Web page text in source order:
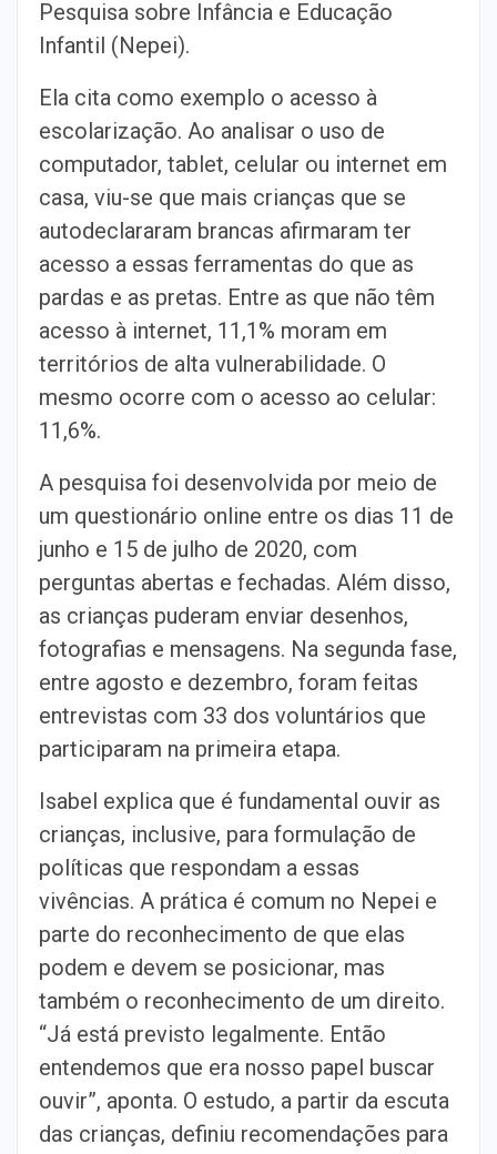
Pesquisa sobre Infância e Educação
Infantil (Nepei).
Ela cita como exemplo o acesso à
escolarização. Ao analisar o uso de
computador, tablet, celular ou internet em
casa, viu-se que mais crianças que se
autodeclararam brancas afirmaram ter
acesso a essas ferramentas do que as
pardas e as pretas. Entre as que não têm
acesso à internet, 11,1% moram em
territórios de alta vulnerabilidade. O
mesmo ocorre com o acesso ao celular:
11,6%.
A pesquisa foi desenvolvida por meio de
um questionário online entre os dias 11 de
junho e 15 de julho de 2020, com
perguntas abertas e fechadas. Além disso,
as crianças puderam enviar desenhos,
fotografias e mensagens. Na segunda fase,
entre agosto e dezembro, foram feitas
entrevistas com 33 dos voluntários que
participaram na primeira etapa.
Isabel explica que é fundamental ouvir as
crianças, inclusive, para formulação de
políticas que respondam a essas
vivências. A prática é comum no Nepei e
parte do reconhecimento de que elas
podem e devem se posicionar, mas
também o reconhecimento de um direito.
“Já está previsto legalmente. Então
entendemos que era nosso papel buscar
ouvir”, aponta. O estudo, a partir da escuta
das crianças, definiu recomendações para